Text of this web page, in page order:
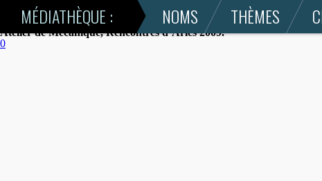
MÉDIATHÈQUE : NOMS THÈMES
Anders Petersen nous parle de sa série de photographies présentée à
Atelier de Mécanique, Rencontres d’Arles 2009.
0